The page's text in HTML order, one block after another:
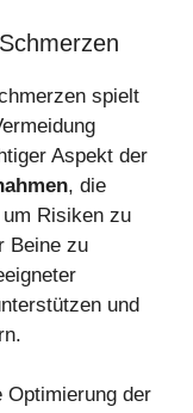
spielt
Aspekt der
, die
Risiken zu
Beine zu
und
Optimierung der